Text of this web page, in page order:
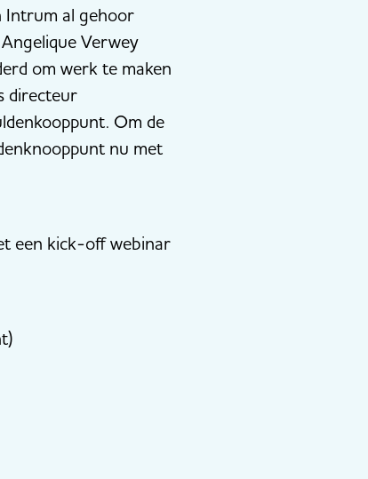
Intrum al gehoor
Verwey
om werk te maken
directeur
Om de
nu met
een kick-off webinar